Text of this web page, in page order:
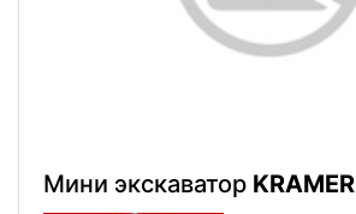
Мини экскаватор KRAMER